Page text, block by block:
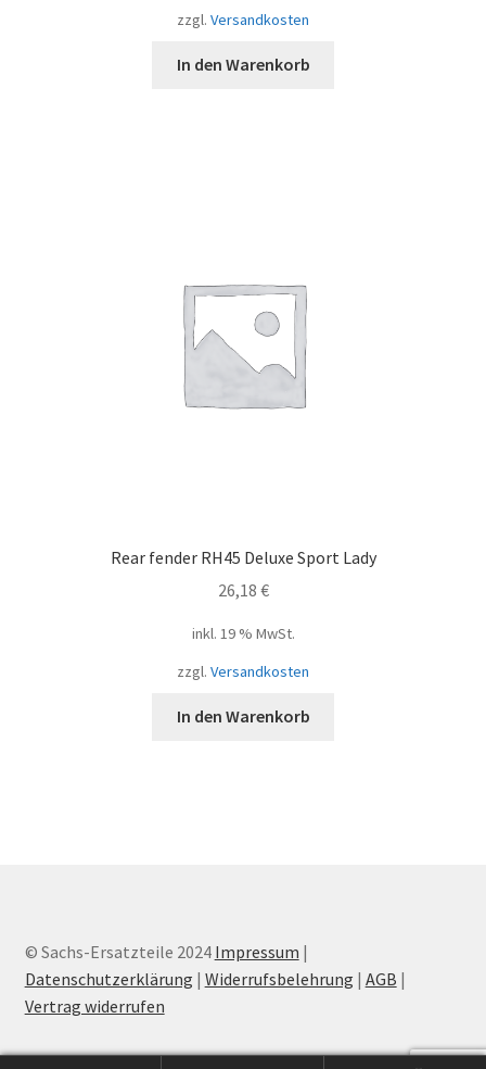
zzgl. Versandkosten
In den Warenkorb
Rear fender RH45 Deluxe Sport Lady
26,18 €
inkl. 19 % MwSt.
zzgl. Versandkosten
In den Warenkorb
© Sachs-Ersatzteile 2024 Impressum |
Datenschutzerklärung | Widerrufsbelehrung | AGB |
Vertrag widerrufen